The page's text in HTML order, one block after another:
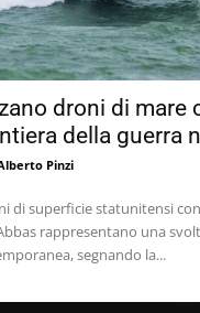
droni di mare
della guerra
Pinzi
di superficie statunitensi
rappresentano una
segnando la...